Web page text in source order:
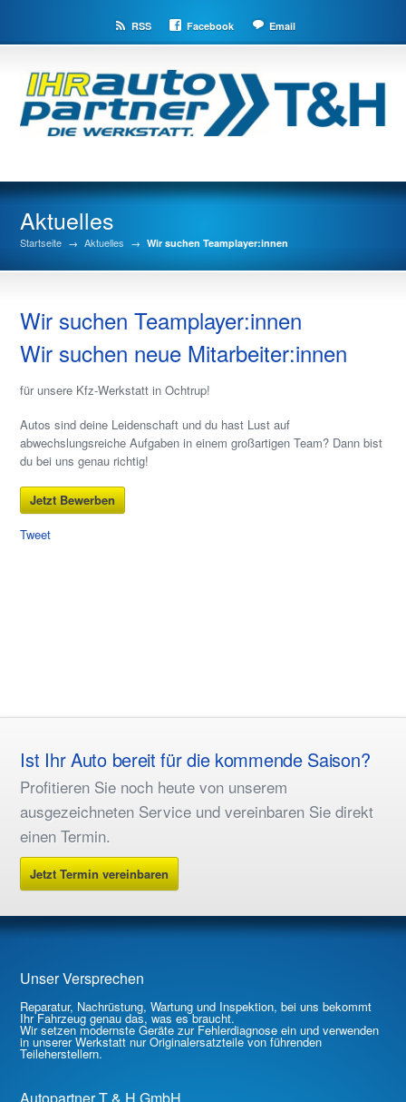
RSS Facebook Email
Aktuelles
Startseite → Aktuelles → Wir suchen Teamplayer:innen
Wir suchen Teamplayer:innen
Wir suchen neue Mitarbeiter:innen
für unsere Kfz-Werkstatt in Ochtrup!
Autos sind deine Leidenschaft und du hast Lust auf
abwechslungsreiche Aufgaben in einem großartigen Team? Dann bist
du bei uns genau richtig!
Jetzt Bewerben
Tweet
Ist Ihr Auto bereit für die kommende Saison?
Profitieren Sie noch heute von unserem
ausgezeichneten Service und vereinbaren Sie direkt
einen Termin.
Jetzt Termin vereinbaren
Unser Versprechen
Reparatur, Nachrüstung, Wartung und Inspektion, bei uns bekommt
Ihr Fahrzeug genau das, was es braucht.
Wir setzen modernste Geräte zur Fehlerdiagnose ein und verwenden
in unserer Werkstatt nur Originalersatzteile von führenden
Teileherstellern.